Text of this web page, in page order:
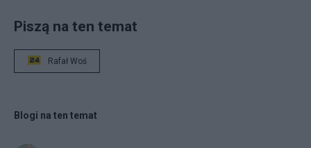
Piszą na ten temat
Rafał Woś
Blogi na ten temat